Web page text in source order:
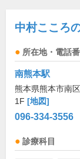
中村こころ
所在地・電話
南熊本駅
熊本県熊本市南
1F [地図]
096-334-3556
診療科目